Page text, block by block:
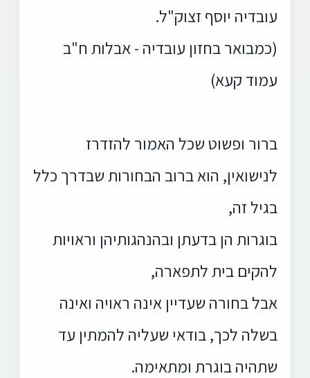
עובדיה יוסף זצוק"ל.
(כמבואר בחזון עובדיה - אבלות ח"ב
עמוד קעא)
ברור ופשוט שכל האמור להזדרז
לנישואין, הוא ברוב הבחורות שבדרך כלל
בגיל זה,
בוגרות הן בדעתן ובהנהגותיהן וראויות
להקים בית לתפארה,
אבל בחורה שעדיין אינה ראויה ואינה
בשלה לכך, בודאי שעליה להמתין עד
שתהיה בוגרת ומתאימה.